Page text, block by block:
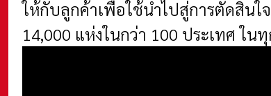
ให้กับลูกค้าเพื่อใช้นำไปสู่การตัดสิน
14,000 แห่งในกว่า 100 ประเทศ ใ